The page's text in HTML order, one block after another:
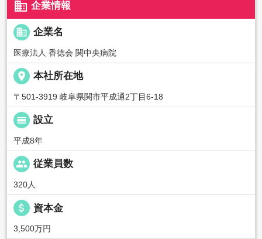
business 企業情報
business 企業名
医療法人 香徳会 関中央病院
place 本社所在地
〒501-3919 岐阜県関市平成通2丁目6-18
calendar_view_day 設立
平成8年
people 従業員数
320人
attach_money 資本金
3,500万円